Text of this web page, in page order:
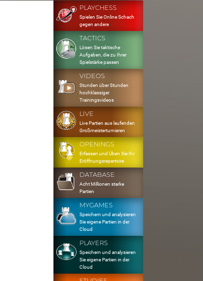
PLAYCHESS
Spielen Sie Online Schach
gegen andere
TACTICS
Lösen Sie taktische
Aufgaben, die zu Ihrer
Spielstärke passen
VIDEOS
Stunden über Stunden
hochklassiger
Trainingsvideos
LIVE
Live Partien aus laufenden
Großmeisterturnieren
OPENINGS
Erfassen und Üben Sie Ihr
Eröffnungsrepertoire
DATABASE
Acht Millionen starke
Partien
MYGAMES
Speichern und analysieren
Sie eigene Partien in der
Cloud
PLAYERS
Speichern und analysieren
Sie eigene Partien in der
Cloud